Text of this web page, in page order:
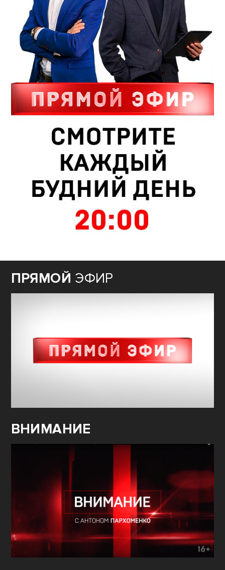
ПРЯМОЙ ЭФИР
ВНИМАНИЕ